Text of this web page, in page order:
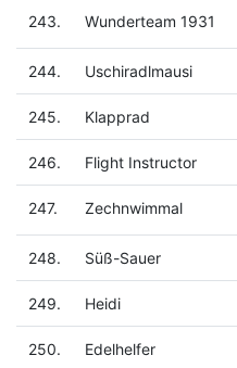
243. Wunderteam 1931
244. Uschiradlmausi
245. Klapprad
246. Flight Instructor
247. Zechnwimmal
248. Süß-Sauer
249. Heidi
250. Edelhelfer